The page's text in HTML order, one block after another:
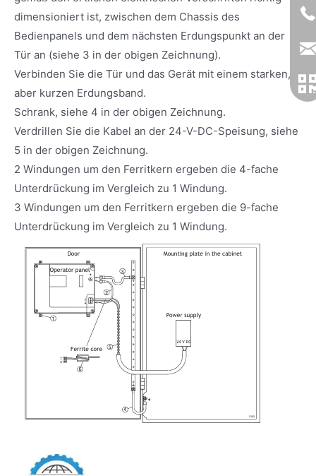
dimensioniert ist, zwischen dem Chassis des
Bedienpanels und dem nächsten Erdungspunkt an der
Tür an (siehe 3 in der obigen Zeichnung).
Verbinden Sie die Tür und das Gerät mit einem starken,
aber kurzen Erdungsband.
Schrank, siehe 4 in der obigen Zeichnung.
Verdrillen Sie die Kabel an der 24-V-DC-Speisung, siehe
5 in der obigen Zeichnung.
2 Windungen um den Ferritkern ergeben die 4-fache
Unterdrückung im Vergleich zu 1 Windung.
3 Windungen um den Ferritkern ergeben die 9-fache
Unterdrückung im Vergleich zu 1 Windung.